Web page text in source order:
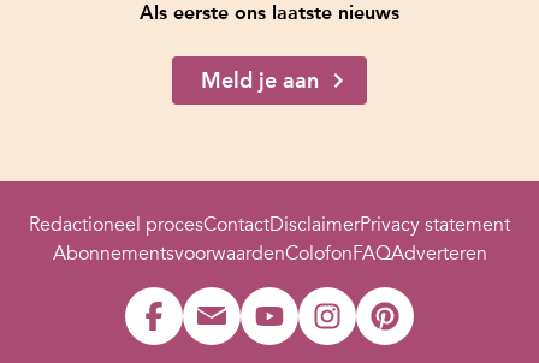
Als eerste ons laatste nieuws
Meld je aan
Redactioneel procesContactDisclaimerPrivacy statement
AbonnementsvoorwaardenColofonFAQAdverteren